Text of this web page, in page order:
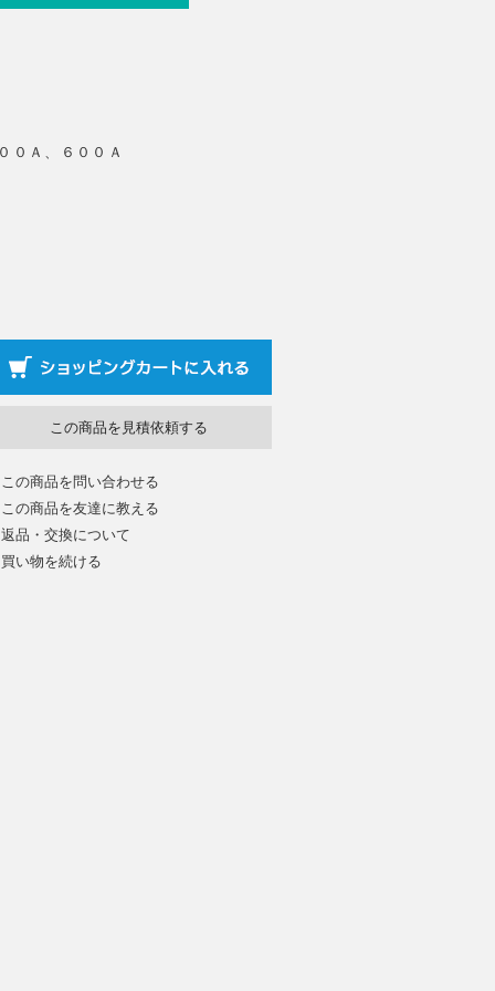
０Ａ、６００Ａ
この商品を見積依頼する
この商品を問い合わせる
この商品を友達に教える
返品・交換について
買い物を続ける